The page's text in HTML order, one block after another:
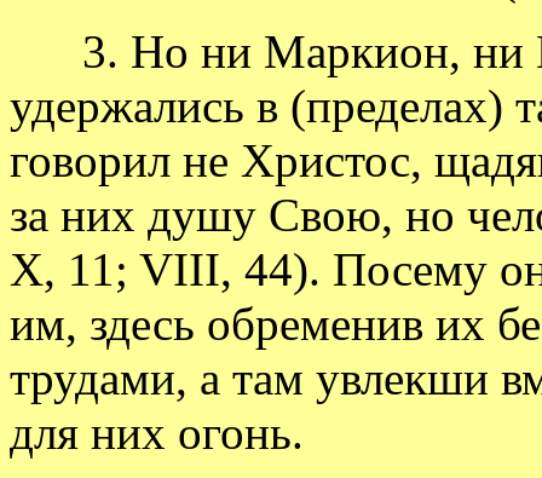
3. Но ни Маркион, ни
удержались в (пределах)
говорил не Христос,
за них душу Свою, но
X, 11; VIII, 44). Посему
им, здесь обременив их
трудами, а там увлекши
для них огонь.